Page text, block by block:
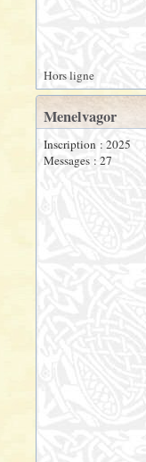
Hors ligne
Menelvagor
Inscription : 2025
Messages : 27